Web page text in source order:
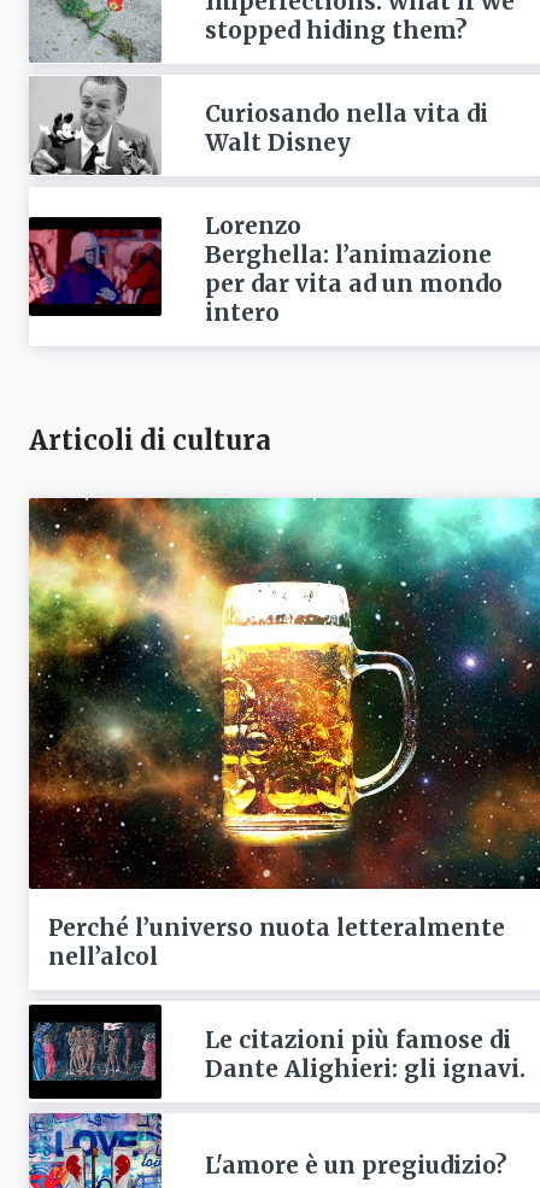
stopped hiding them?
Curiosando nella vita di
Walt Disney
Lorenzo
Berghella: l’animazione
per dar vita ad un mondo
intero
Articoli di cultura
Perché l’universo nuota letteralmente
nell’alcol
Le citazioni più famose di
Dante Alighieri: gli ignavi.
L'amore è un pregiudizio?